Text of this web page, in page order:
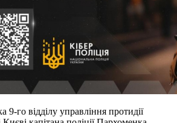
9-го відділу управління протидії